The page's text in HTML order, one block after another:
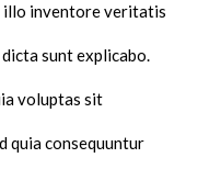
illo inventore veritatis
sunt explicabo.
voluptas sit
quia consequuntur